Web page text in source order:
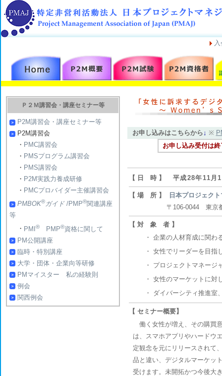
Ｐ２Ｍ講習会・講座セミナー等
P2M講習会・講座セミナー等
P2M講習会
・ PMC講習会
・ PMSプログラム講習会
・ PMS講習会
・ P2M実践力養成研修
・ PMCプロバイダー主催講習会
PMBOK®ガイド/PMP®関連講座
等
・ PMI® PMP®資格に関して
PM公開講座
臨時・特別講座
大学・団体・企業向等研修
PMマイスター 私の経験則
例会
関西例会
お申し込みはこちらから↓ ※
お申し込み受付は
【 日 時 】 平成28年11月
【 場 所 】
日本プロジェク
〒106-0044 東京都港区
【 対 象 者 】
・ 企業の人材育成に関わ
・ 女性でリーダーを目指
・
プロジェクトマネージ
・ 女性のマーケットに対
・
ダイバーシティ推進室
【 セミナー概要】
働く女性が増え、その購買
は、スマホアプリやハードウ
定観念を元にリリースされて
品と違い、デジタルマーケッ
受けます。未開拓かつ今後大